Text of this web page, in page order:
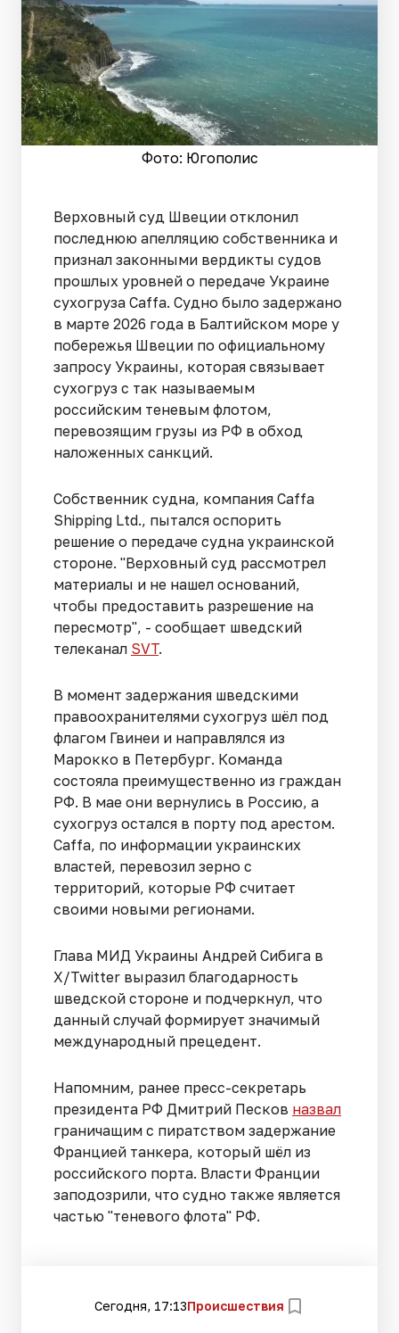
Фото: Югополис
Верховный суд Швеции отклонил
последнюю апелляцию собственника и
признал законными вердикты судов
прошлых уровней о передаче Украине
сухогруза Caffа. Судно было задержано
в марте 2026 года в Балтийском море у
побережья Швеции по официальному
запросу Украины, которая связывает
сухогруз с так называемым
российским теневым флотом,
перевозящим грузы из РФ в обход
наложенных санкций.
Собственник судна, компания Caffa
Shipping Ltd., пытался оспорить
решение о передаче судна украинской
стороне. "Верховный суд рассмотрел
материалы и не нашел оснований,
чтобы предоставить разрешение на
пересмотр", - сообщает шведский
телеканал SVT.
В момент задержания шведскими
правоохранителями сухогруз шёл под
флагом Гвинеи и направлялся из
Марокко в Петербург. Команда
состояла преимущественно из граждан
РФ. В мае они вернулись в Россию, а
сухогруз остался в порту под арестом.
Caffа, по информации украинских
властей, перевозил зерно с
территорий, которые РФ считает
своими новыми регионами.
Глава МИД Украины Андрей Сибига в
X/Twitter выразил благодарность
шведской стороне и подчеркнул, что
данный случай формирует значимый
международный прецедент.
Напомним, ранее пресс-секретарь
президента РФ Дмитрий Песков назвал
граничащим с пиратством задержание
Францией танкера, который шёл из
российского порта. Власти Франции
заподозрили, что судно также является
частью "теневого флота" РФ.
Сегодня, 17:13Происшествия